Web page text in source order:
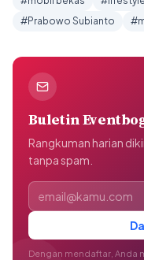
#Prabowo Subianto
Buletin
Rangkuman harian
tanpa spam.
Alamat email
Dengan mendaftar, Anda